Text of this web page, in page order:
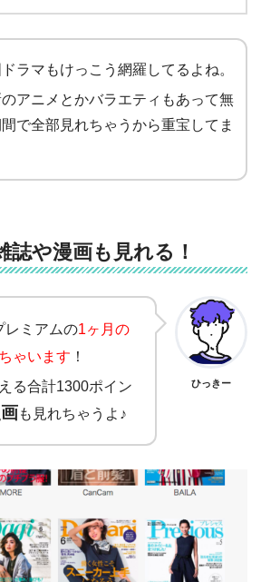
ラマもけっこう網羅してるよね。
アニメとかバラエティもあって無
で全部見れちゃうから重宝してま
誌や漫画も見れる！
レミアムの1ヶ月の
ゃいます ！
る合計1300ポイン
も見れちゃうよ♪
ひっきー